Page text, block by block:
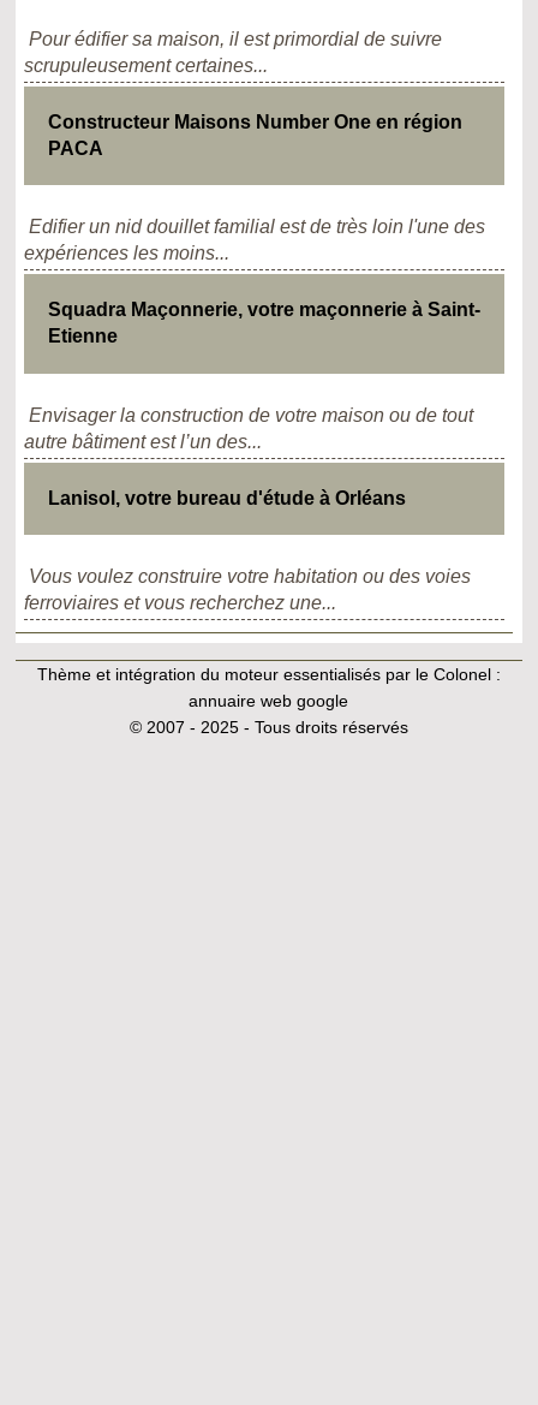
Pour édifier sa maison, il est primordial de suivre
scrupuleusement certaines...
Constructeur Maisons Number One en région
PACA
Edifier un nid douillet familial est de très loin l'une des
expériences les moins...
Squadra Maçonnerie, votre maçonnerie à Saint-
Etienne
Envisager la construction de votre maison ou de tout
autre bâtiment est l’un des...
Lanisol, votre bureau d'étude à Orléans
Vous voulez construire votre habitation ou des voies
ferroviaires et vous recherchez une...
Thème et intégration du moteur essentialisés par le Colonel :
annuaire web google
© 2007 - 2025 - Tous droits réservés